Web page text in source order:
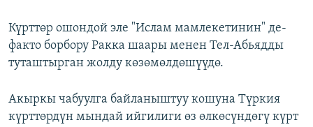
Күрттөр ошондой эле "Ислам мамлекетинин" де-
факто борбору Ракка шаары менен Тел-Абьядды
туташтырган жолду көзөмөлдөшүүдө.
Акыркы чабуулга байланыштуу кошуна Түркия
күрттөрдүн мындай ийгилиги өз өлкөсүндөгү күрт